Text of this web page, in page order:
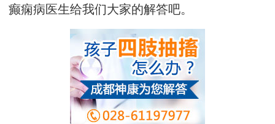
癫痫病医生给我们大家的解答吧。